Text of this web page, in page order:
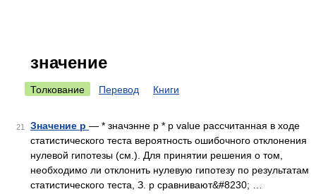
значение
Толкование Перевод Книги
21 Значение р — * значэнне р * р value рассчитанная в ходе
статистического теста вероятность ошибочного отклонения
нулевой гипотезы (см.). Для принятии решения о том,
необходимо ли отклонить нулевую гипотезу по результатам
статистического теста, З. р сравнивают&#8230; …